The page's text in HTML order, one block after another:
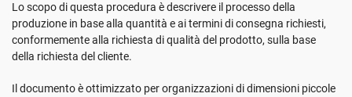
NIS2
Per tipo
Settori
Lo scopo di questa procedura è descrivere il processo della
produzione in base alla quantità e ai termini di consegna richiesti,
conformemente alla richiesta di qualità del prodotto, sulla base
della richiesta del cliente.
Il documento è ottimizzato per organizzazioni di dimensioni piccole